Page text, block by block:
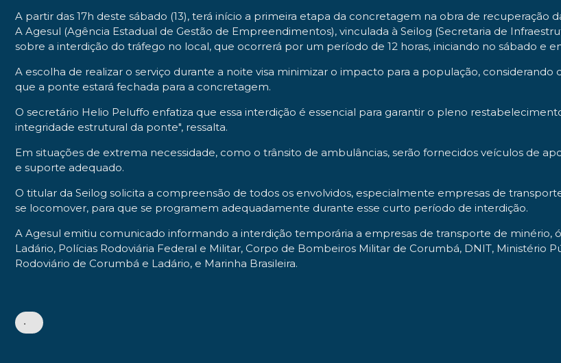
A partir das 17h deste sábado (13), terá início a primeira etapa da concretagem na obra de recuperação
A Agesul (Agência Estadual de Gestão de Empreendimentos), vinculada à Seilog (Secretaria de
sobre a interdição do tráfego no local, que ocorrerá por um período de 12 horas, iniciando no sábado e
A escolha de realizar o serviço durante a noite visa minimizar o impacto para a população,
que a ponte estará fechada para a concretagem.
O secretário Helio Peluffo enfatiza que essa interdição é essencial para garantir o pleno
integridade estrutural da ponte", ressalta.
Em situações de extrema necessidade, como o trânsito de ambulâncias, serão fornecidos veículos de
e suporte adequado.
O titular da Seilog solicita a compreensão de todos os envolvidos, especialmente empresas de
se locomover, para que se programem adequadamente durante esse curto período de interdição.
A Agesul emitiu comunicado informando a interdição temporária a empresas de transporte de minério,
Ladário, Polícias Rodoviária Federal e Militar, Corpo de Bombeiros Militar de Corumbá, DNIT, Ministério
Rodoviário de Corumbá e Ladário, e Marinha Brasileira.
•